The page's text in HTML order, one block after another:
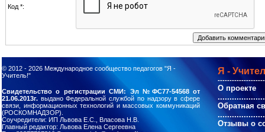
Код *:
© 2012 - 2026 Международное сообщество педагогов "Я -
Учитель!"
Я -
О проекте
Обратная
Отзывы о
Свидетельство о регистрации СМИ: Эл №ФС77-54568 от
21.06.2013г. выдано Федеральной службой по надзору в сфере
связи, информационных технологий и массовых коммуникаций
(РОСКОМНАДЗОР).
Соучредители: ИП Львова Е.С., Власова Н.В.
Главный редактор: Львова Елена Сергеевна